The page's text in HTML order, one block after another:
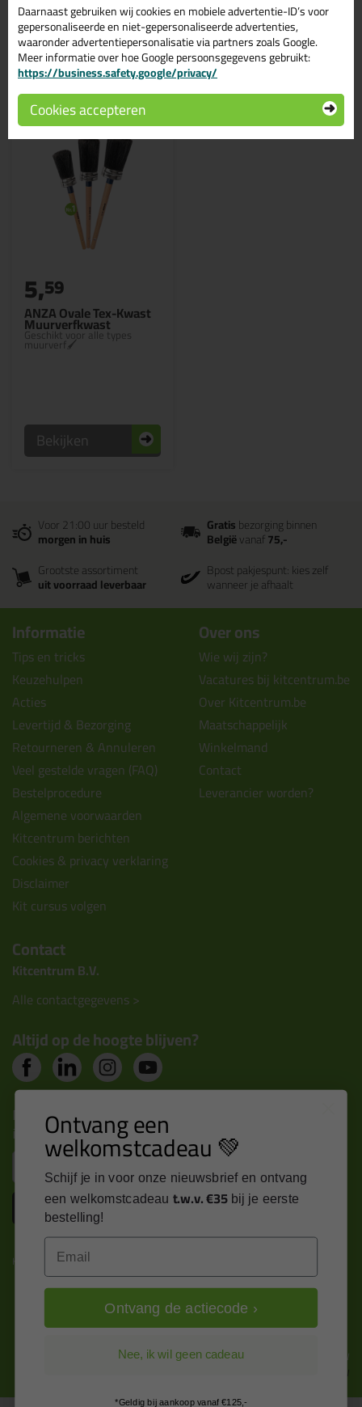
Gerelateerde producten
ANZA Ovale Tex-Kwast
Muurverfkwast
Geschikt voor alle types
muurverf🖌
5,59
Bekijken
Voor 21:00 uur besteld
morgen in huis
Gratisbezorging binnen
Belgiëvanaf75,-
Grootste assortiment
uit voorraad leverbaar
Bpost pakjespunt: kies zelf
wanneer je afhaalt
Informatie
Tips en tricks
Keuzehulpen
Acties
Levertijd & Bezorging
Retourneren & Annuleren
Veel gestelde vragen (FAQ)
Bestelprocedure
Algemene voorwaarden
Kitcentrum berichten
Cookies & privacy verklaring
Disclaimer
Kit cursus volgen
Over ons
Wie wij zijn?
Vacatures bij kitcentrum.be
Over Kitcentrum.be
Maatschappelijk
Winkelmand
Contact
Leverancier worden?
Contact
Kitcentrum B.V.
Alle contactgegevens >
Altijd op de hoogte blijven?
Nieuws, tips en exclusieve deals rechtstreeks in je
inbox
Inschrijven
Kitcentrum is trots op:
Alle prijzen zijn in EURO en excl. 21% BTW
wijzig naar incl. BTW
Daarnaast gebruiken wij cookies en mobiele advertentie-ID’s voor
gepersonaliseerde en niet-gepersonaliseerde advertenties,
waaronder advertentiepersonalisatie via partners zoals Google.
Meer informatie over hoe Google persoonsgegevens gebruikt:
https://business.safety.google/privacy/
Cookies accepteren
Ontvang een
welkomstcadeau 💚
Schijf je in voor onze nieuwsbrief en ontvang
een welkomstcadeau t.w.v. €35 bij je eerste
bestelling!
Email
Ontvang de actiecode ›
Nee, ik wil geen cadeau
*Geldig bij aankoop vanaf €125,-